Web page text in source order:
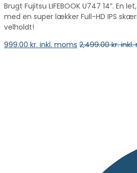
Brugt Fujitsu LIFEBOOK U747 14”.
med en super lækker Full-HD IPS
velholdt!
999.00 kr. inkl. moms 2,499.00kr.